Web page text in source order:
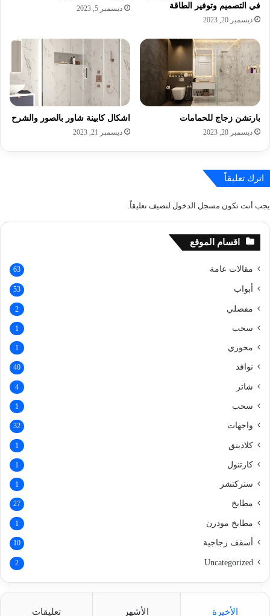
في التصميم وتوفير الطاقة
ديسمبر 20, 2023
ديسمبر 5, 2023
بارتشن زجاج للحمامات
ديسمبر 28, 2023
اشكال كابينة شاور بالصور والشرح
ديسمبر 21, 2023
اترك تعليقاً
يجب أنت تكون مسجل الدخول لتضيف تعليقاً.
اقسام الموقع
مقالات عامة 63
أبواب 53
مفصلي 2
سحب 1
محوري 1
نوافذ 40
شاتر 4
سحب 1
واجهات 32
كلادينق 1
كارتنول 1
ستركتشر 1
مطابخ 27
مطابخ مودرن 1
أسقف زجاجية 10
Uncategorized
2
الأخيرة الأشهر تعليقات